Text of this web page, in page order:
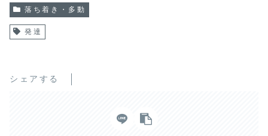
落ち着き・多動
発達
シェアする